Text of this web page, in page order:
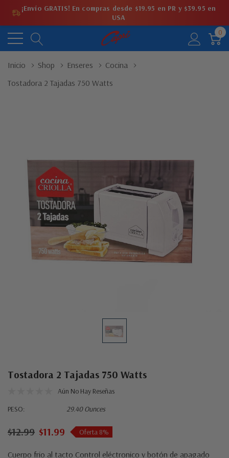
¡Envío GRATIS! En compras desde $19.95 en PR y $39.95 en
USA
0
Inicio Shop Enseres
Cocina
Tostadora 2 Tajadas 750 Watts
Tostadora 2 Tajadas 750 Watts
Aún No Hay Reseñas
PESO:
29.40 Ounces
$12.99 $11.99 Oferta 8%
Cuerpo frio al tacto Control eléctronico y botón de apagado